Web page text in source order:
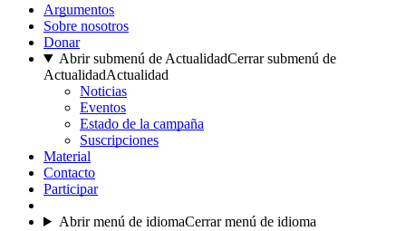
Argumentos
Sobre nosotros
Donar
Abrir submenú de ActualidadCerrar submenú de
ActualidadActualidad
Noticias
Eventos
Estado de la campaña
Suscripciones
Material
Contacto
Participar
Abrir menú de idiomaCerrar menú de idioma